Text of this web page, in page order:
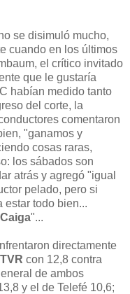
se disimuló mucho,
cuando en los últimos
el crítico invitado
que le gustaría
habían medido tanto
del corte, la
comentaron
"ganamos y
cosas raras,
los sábados son
atrás y agregó "igual
pelado, pero si
estar todo bien...
Caiga"...
directamente
TVR con 12,8 contra
de ambos
y el de Telefé 10,6;